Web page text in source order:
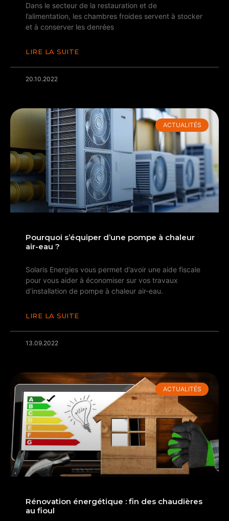
Dans le secteur de la restauration et de
l’alimentation, les chambres froides servent à stocker
et à conserver les denrées
LIRE LA SUITE
20.10.2022
ACTUALITÉS
Pourquoi s’équiper d’une pompe à chaleur
air-eau ?
Solaris Energies vous permet d’avoir une aide fiscale
pour vous aider à économiser sur vos travaux
d’installation de pompe à chaleur air-eau.
LIRE LA SUITE
13.09.2022
ACTUALITÉS
Rénovation énergétique : fin des chaudières
au fioul